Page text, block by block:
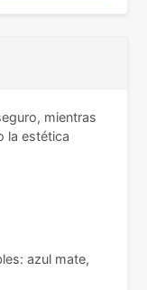
mientras
la estética
azul mate,